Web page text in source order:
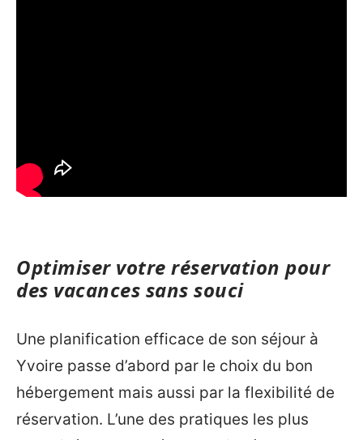
Optimiser votre réservation pour
des vacances sans souci
Une planification efficace de son séjour à
Yvoire passe d’abord par le choix du bon
hébergement mais aussi par la flexibilité de
réservation. L’une des pratiques les plus